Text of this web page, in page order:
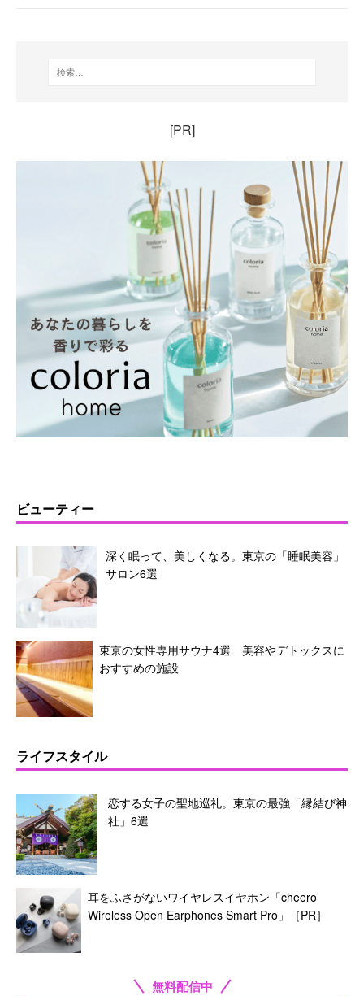
[PR]
ビューティー
深く眠って、美しくなる。東京の「睡眠美容」
サロン6選
東京の女性専用サウナ4選 美容やデトックスに
おすすめの施設
ライフスタイル
恋する女子の聖地巡礼。東京の最強「縁結び神
社」6選
耳をふさがないワイヤレスイヤホン「cheero
Wireless Open Earphones Smart Pro」［PR］
無料配信中